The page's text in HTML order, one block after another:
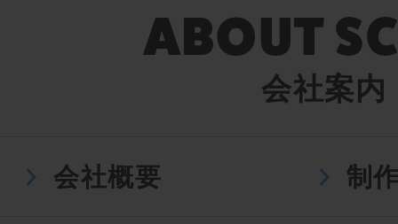
会社案内
会社概要 制